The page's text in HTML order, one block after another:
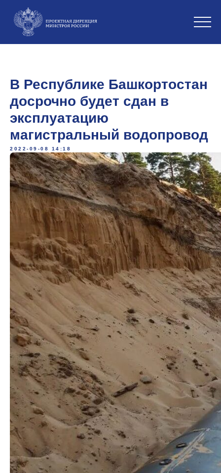
В Республике Башкортостан
досрочно будет сдан в
эксплуатацию
магистральный водопровод
2022-09-08 14:18